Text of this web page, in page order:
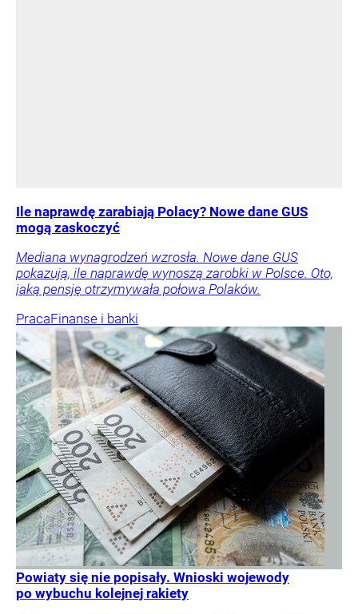
Ile naprawdę zarabiają Polacy? Nowe dane GUS
mogą zaskoczyć
Mediana wynagrodzeń wzrosła. Nowe dane GUS
pokazują, ile naprawdę wynoszą zarobki w Polsce. Oto,
jaką pensję otrzymywała połowa Polaków.
PracaFinanse i banki
Powiaty się nie popisały. Wnioski wojewody
po wybuchu kolejnej rakiety